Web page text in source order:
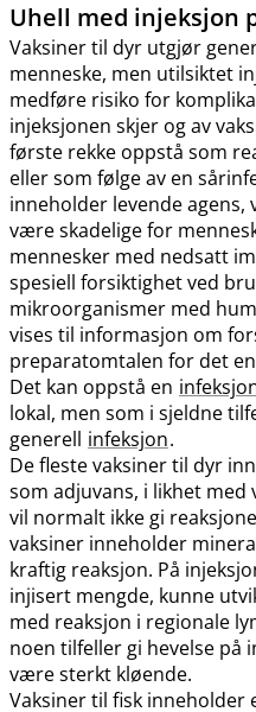
Uhell med injeksjon
Vaksiner til dyr utgjør
menneske, men utilsiktet
medføre risiko for
injeksjonen skjer og av
første rekke oppstå som
eller som følge av en
inneholder levende
være skadelige for
mennesker med nedsatt
spesiell forsiktighet ved
mikroorganismer med
vises til informasjon om
preparatomtalen for det
Det kan oppstå en
lokal, men som i sjeldne
generell infeksjon.
De fleste vaksiner til dyr
som adjuvans, i likhet med
vil normalt ikke gi
vaksiner inneholder
kraftig reaksjon. På
injisert mengde, kunne
med reaksjon i regionale
noen tilfeller gi hevelse på
være sterkt kløende.
Vaksiner til fisk inneholder